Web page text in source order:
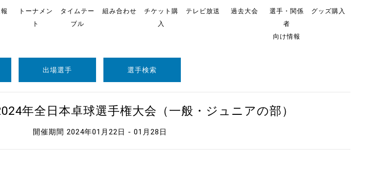
トーナメン
ト
タイムテー
ブル
組み合わせ
チケット購
入
テレビ放送 過去大会
選手・関係
者
向け情報
グッズ購入
出場選手 選手検索
年全日本卓球選手権大会（一般・ジュニアの部）
開催期間 2024年01月22日 - 01月28日